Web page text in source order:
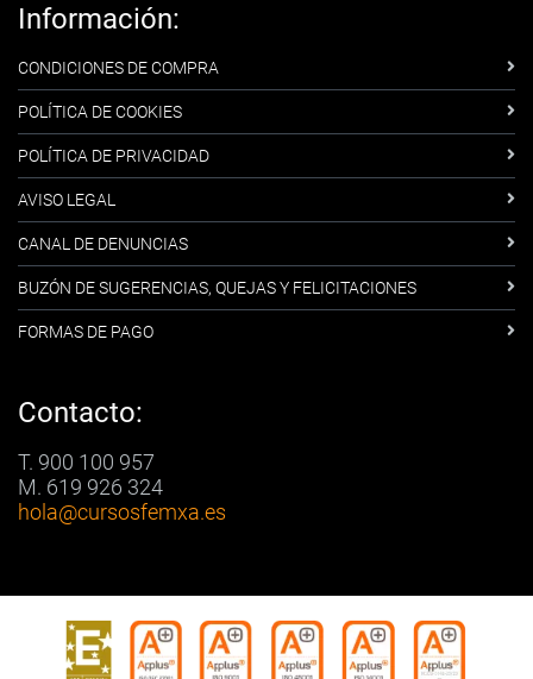
Información:
CONDICIONES DE COMPRA
POLÍTICA DE COOKIES
POLÍTICA DE PRIVACIDAD
AVISO LEGAL
CANAL DE DENUNCIAS
BUZÓN DE SUGERENCIAS, QUEJAS Y FELICITACIONES
FORMAS DE PAGO
Contacto:
T. 900 100 957
M. 619 926 324
hola@cursosfemxa.es